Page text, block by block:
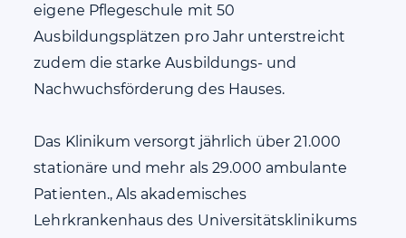
eigene Pflegeschule mit 50
Ausbildungsplätzen pro Jahr unterstreicht
zudem die starke Ausbildungs- und
Nachwuchsförderung des Hauses.
Das Klinikum versorgt jährlich über 21.000
stationäre und mehr als 29.000 ambulante
Patienten., Als akademisches
Lehrkrankenhaus des Universitätsklinikums